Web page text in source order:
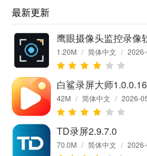
最新更新
1.20M / 简体中文 /
白鲨录屏大师1.0.0.16
42M / 简体中文 / 2026-
TD录屏2.9.7.0
70.0M / 简体中文 /